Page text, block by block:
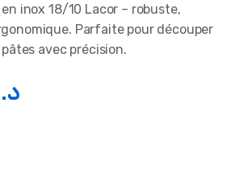
inox 18/10 Lacor – robuste,
Parfaite pour découper
avec précision.